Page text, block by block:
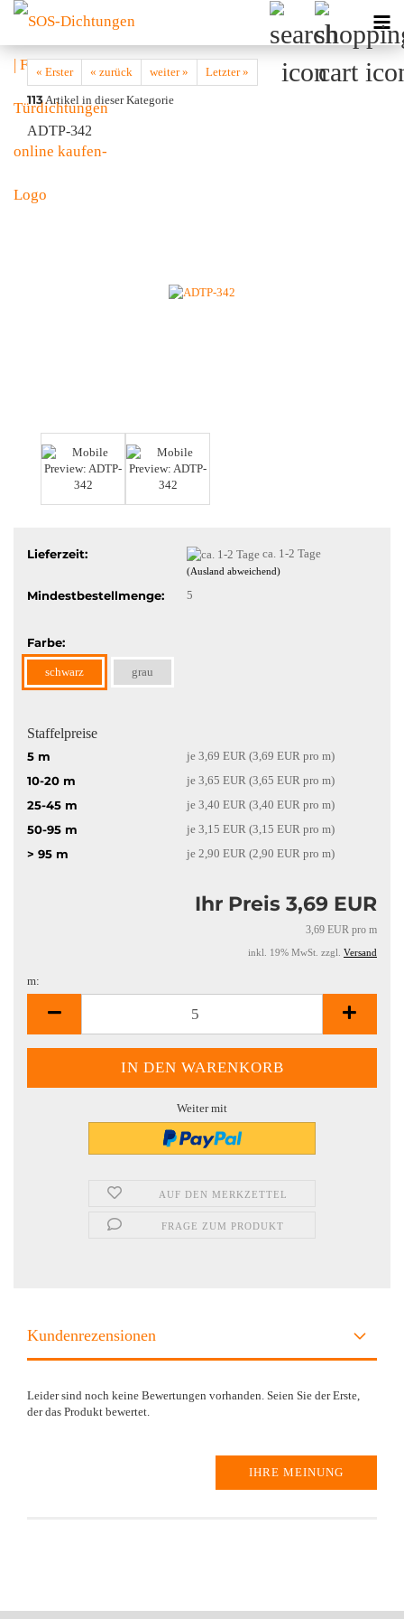
« Erster « zurück weiter » Letzter »
113Artikel in dieser Kategorie
ADTP-342
Lieferzeit: ca. 1-2 Tage
(Ausland abweichend)
Mindestbestellmenge: 5
Farbe:
schwarz grau
Staffelpreise
5 m je 3,69 EUR (3,69 EUR pro m)
10-20 m je 3,65 EUR (3,65 EUR pro m)
25-45 m je 3,40 EUR (3,40 EUR pro m)
50-95 m je 3,15 EUR (3,15 EUR pro m)
> 95 m je 2,90 EUR (2,90 EUR pro m)
Ihr Preis 3,69 EUR
3,69 EUR pro m
inkl. 19% MwSt. zzgl. Versand
m:
Weiter mit
AUF DEN MERKZETTEL
FRAGE ZUM PRODUKT
Kundenrezensionen
Leider sind noch keine Bewertungen vorhanden. Seien Sie der Erste,
der das Produkt bewertet.
IHRE MEINUNG